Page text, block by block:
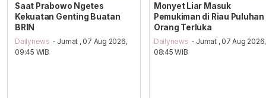
Saat Prabowo Ngetes
Kekuatan Genting Buatan
BRIN
Dailynews - Jumat , 07 Aug 2026,
09:45 WIB
Monyet Liar Masuk
Pemukiman di Riau Puluhan
Orang Terluka
Dailynews - Jumat , 07 Aug 2026,
08:45 WIB